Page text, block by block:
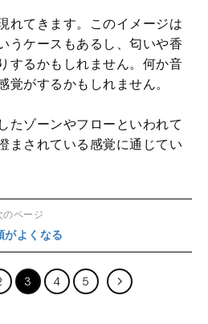
れてきます。このイメージは
うケースもあるし、匂いや香
するかもしれません。何か音
覚がするかもしれません。
たゾーンやフローといわれて
まされている感覚に通じてい
のページ
がよくなる
3 4 5